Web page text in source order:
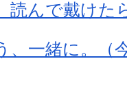
読んで戴けた
、一緒に。（